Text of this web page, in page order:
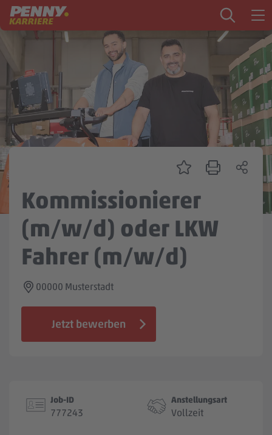
Zum Inhalt springen
Startseite
PENNY als Arbeitgeber
Ausbildung
Markt
Zentrale & Vertrieb
Mein Kandidat:innenprofil
Kommissionierer
(m/w/d) oder LKW
Fahrer (m/w/d)
00000 Musterstadt
Jetzt bewerben
Job-ID
777243
Anstellungsart
Vollzeit